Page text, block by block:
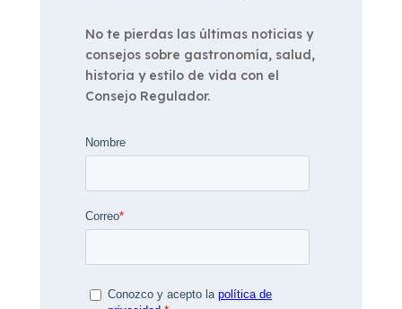
No te pierdas las últimas noticias y
consejos sobre gastronomía, salud,
historia y estilo de vida con el
Consejo Regulador.